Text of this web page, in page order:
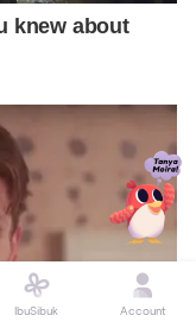
IbuSibuk Account